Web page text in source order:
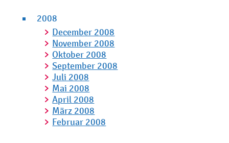
2008
December 2008
November 2008
Oktober 2008
September 2008
Juli 2008
Mai 2008
April 2008
März 2008
Februar 2008